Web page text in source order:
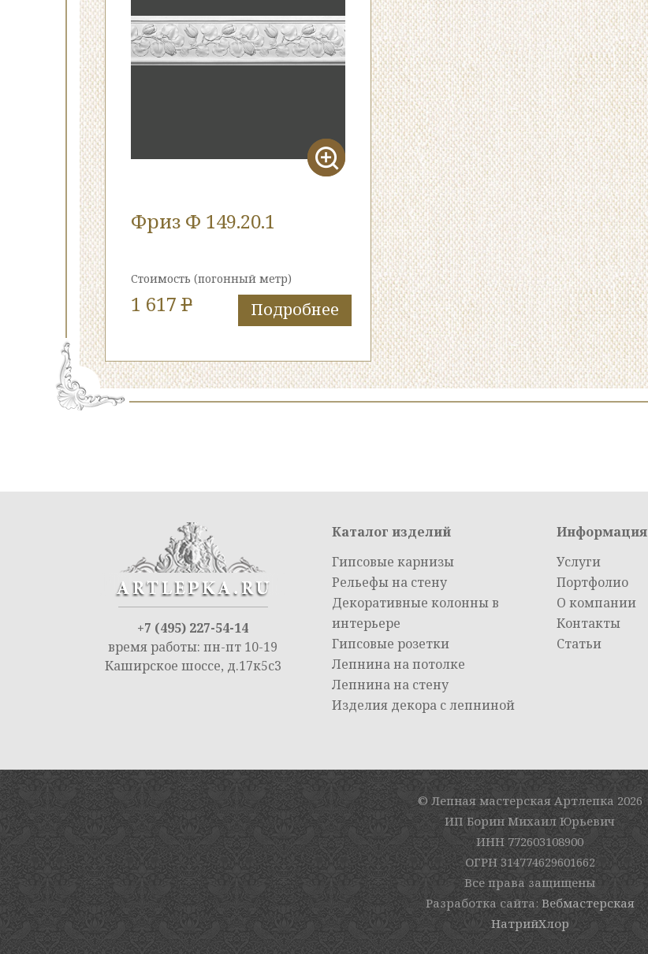
Фриз Ф 149.20.1
Стоимость (погонный метр)
1 617P Подробнее
+7 (495) 227-54-14
время работы: пн-пт 10-19
Каширское шоссе, д.17к5с3
Каталог изделий
Гипсовые карнизы
Рельефы на стену
Декоративные колонны в
интерьере
Гипсовые розетки
Лепнина на потолке
Лепнина на стену
Изделия декора с лепниной
Информация
Услуги
Портфолио
О компании
Контакты
Статьи
© Лепная мастерская Артлепка 2026
ИП Борин Михаил Юрьевич
ИНН 772603108900
ОГРН 314774629601662
Все права защищены
Разработка сайта: Вебмастерская
НатрийХлор